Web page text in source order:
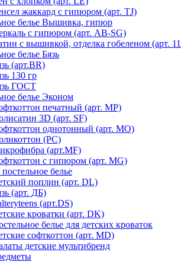
жаккард с гипюром (арт. TJ)
белье Вышивка, гипюр
с гипюром (арт. AB-SG)
с вышивкой, отделка гобеленом (арт.
белье Бязь
(арт.BR)
130 гр
ГОСТ
белье Эконом
печатный (арт. MР)
3D (арт. SF)
однотонный (арт. MO)
(PC)
(арт.MF)
с гипюром (арт. MG)
постельное белье
поплин (арт. DL)
(арт. ДБ)
(арт.DS)
кроватки (арт. DK)
белье для детских кроваток
софткоттон (арт. MD)
детские мультибренд